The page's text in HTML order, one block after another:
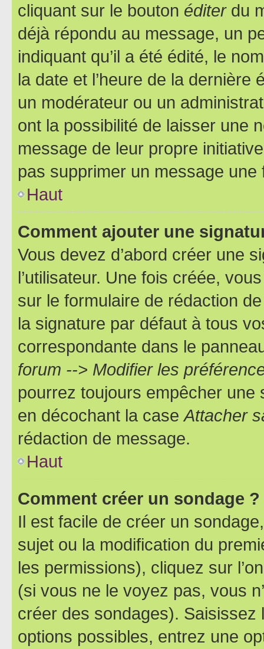
cliquant sur le bouton éditerdu
déjà répondu au message, un
indiquant qu’il a été édité, le
la date et l’heure de la dernière
un modérateur ou un
ont la possibilité de laisser une
message de leur propre
pas supprimer un message une
Haut
Comment ajouter une
Vous devez d’abord créer une
l’utilisateur. Une fois créée,
sur le formulaire de rédaction
la signature par défaut à tous
correspondante dans le
forum --> Modifier les
pourrez toujours empêcher une
en décochant la caseAttacher
rédaction de message.
Haut
Comment créer un sondage ?
Il est facile de créer un
sujet ou la modification du
les permissions), cliquez sur
(si vous ne le voyez pas, vous
créer des sondages).
options possibles, entrez une